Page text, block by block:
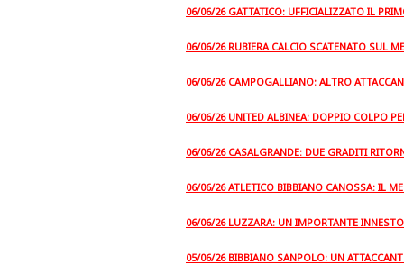
06/06/26 GATTATICO: UFFICIALIZZATO IL
06/06/26 RUBIERA CALCIO SCATENATO SUL
06/06/26 CAMPOGALLIANO: ALTRO
06/06/26 UNITED ALBINEA: DOPPIO COLPO
06/06/26 CASALGRANDE: DUE GRADITI
06/06/26 ATLETICO BIBBIANO CANOSSA: IL
06/06/26 LUZZARA: UN IMPORTANTE
05/06/26 BIBBIANO SANPOLO: UN